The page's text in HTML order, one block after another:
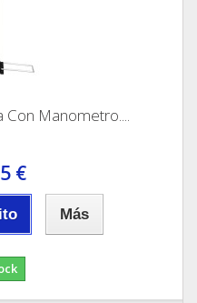
Manometro....
€
Más